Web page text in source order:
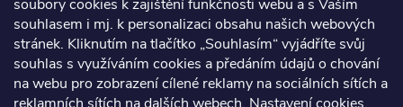
soubory cookies k zajištění funkčnosti webu a s Vaším
souhlasem i mj. k personalizaci obsahu našich webových
stránek. Kliknutím na tlačítko „Souhlasím“ vyjádříte svůj
souhlas s využíváním cookies a předáním údajů o chování
na webu pro zobrazení cílené reklamy na sociálních sítích a
Co upřednosťnujete?
Počet hlasů:437